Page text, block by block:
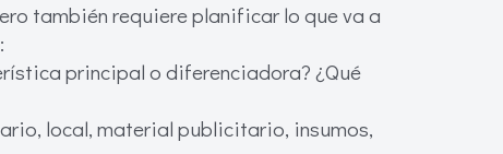
también requiere planificar lo que va a
principal o diferenciadora? ¿Qué
local, material publicitario, insumos,